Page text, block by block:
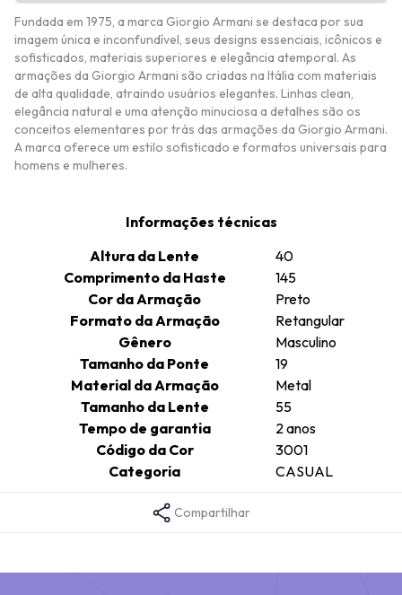
Fundada em 1975, a marca Giorgio Armani se destaca por sua
imagem única e inconfundível, seus designs essenciais, icônicos e
sofisticados, materiais superiores e elegância atemporal. As
armações da Giorgio Armani são criadas na Itália com materiais
de alta qualidade, atraindo usuários elegantes. Linhas clean,
elegância natural e uma atenção minuciosa a detalhes são os
conceitos elementares por trás das armações da Giorgio Armani.
A marca oferece um estilo sofisticado e formatos universais para
homens e mulheres.
Informações técnicas
Altura da Lente
40
Comprimento da Haste
145
Cor da Armação
Preto
Formato da Armação
Retangular
Gênero
Masculino
Tamanho da Ponte
19
Material da Armação
Metal
Tamanho da Lente
55
Tempo de garantia
2 anos
Código da Cor
3001
Categoria
CASUAL
Compartilhar